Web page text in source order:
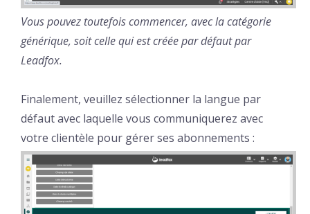
Vous pouvez toutefois commencer, avec la catégorie
générique, soit celle qui est créée par défaut par
Leadfox.
Finalement, veuillez sélectionner la langue par
défaut avec laquelle vous communiquerez avec
votre clientèle pour gérer ses abonnements :